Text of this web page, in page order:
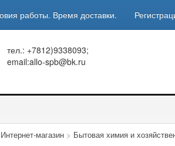
работы. Время доставки.
тел.: +7812)9338093;
email:allo-spb@bk.ru
Интернет-магазин> Бытовая химия и